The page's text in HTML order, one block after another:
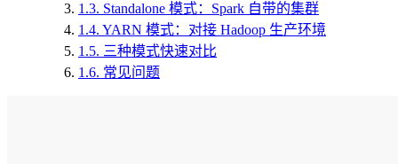
1.3. Standalone 模式：Spark 自带的集群
1.4. YARN 模式：对接 Hadoop 生产环境
1.5. 三种模式快速对比
1.6. 常见问题